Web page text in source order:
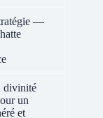
—
divinité
un
et